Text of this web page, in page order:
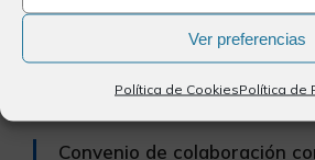
Ver preferencias
Política de CookiesPolítica de
Precolegiación
2 julio, 2026
Convenio de colaboración